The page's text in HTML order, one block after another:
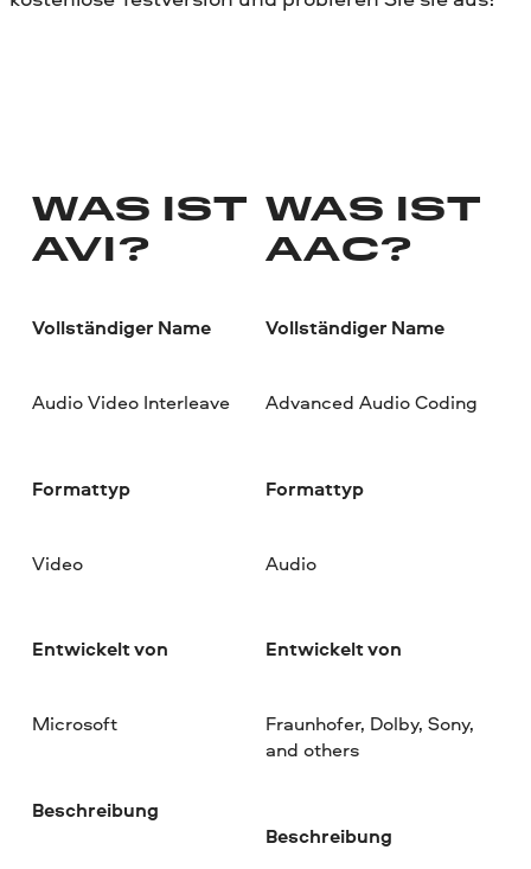
WAS IST
AVI?
Vollständiger Name
Audio Video Interleave
Formattyp
Video
Entwickelt von
Microsoft
Beschreibung
WAS IST
AAC?
Vollständiger Name
Advanced Audio Coding
Formattyp
Audio
Entwickelt von
Fraunhofer, Dolby, Sony,
and others
Beschreibung